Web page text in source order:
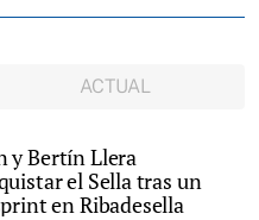
ACTUAL
y Bertín Llera
el Sella tras un
en Ribadesella